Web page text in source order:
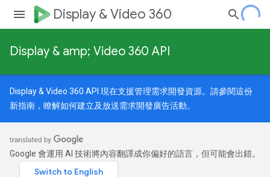
Display & Video 360
Display & amp; Video 360 API
Display & Video 360 API 現在支援管理需求開發資源。請參閱這份
新指南 ，瞭解如何建立及放送需求開發廣告活動。
Google 會運用 AI 技術將內容翻譯成你偏好的語言，但可能會出錯。